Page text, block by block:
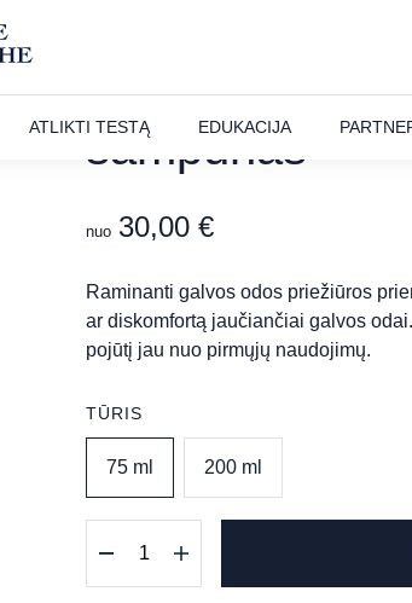
ATLIKTI TESTĄ EDUKACIJA
DERMO-
šampūnas
nuo 30,00 €
Raminanti galvos odos priežiūros
ar diskomfortą jaučiančiai galvos
pojūtį jau nuo pirmųjų naudojimų.
TŪRIS
75 ml 200 ml
kiekis:
DERMO-